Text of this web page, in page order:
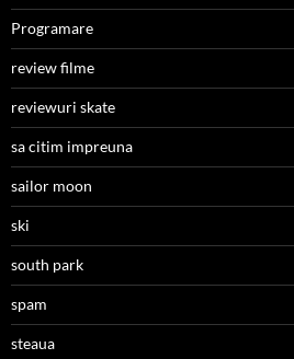
Programare
review filme
reviewuri skate
sa citim impreuna
sailor moon
ski
south park
spam
steaua